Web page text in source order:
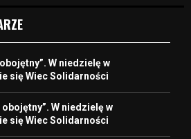
W niedzielę w
się Wiec Solidarności
obojętny”. W niedzielę w
się Wiec Solidarności